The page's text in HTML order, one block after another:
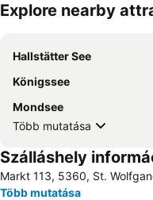
Explore nearby
Hallstätter See
Königssee
Mondsee
Több mutatása
Szálláshely
Markt 113, 5360, St.
Több mutatása